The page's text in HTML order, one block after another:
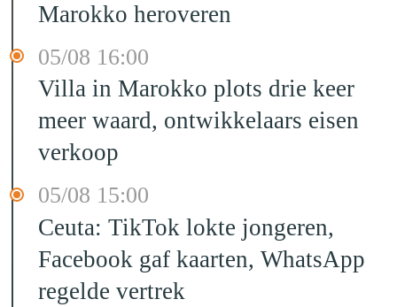
Marokko heroveren
05/08 16:00
Villa in Marokko plots drie keer
meer waard, ontwikkelaars eisen
verkoop
05/08 15:00
Ceuta: TikTok lokte jongeren,
Facebook gaf kaarten, WhatsApp
regelde vertrek